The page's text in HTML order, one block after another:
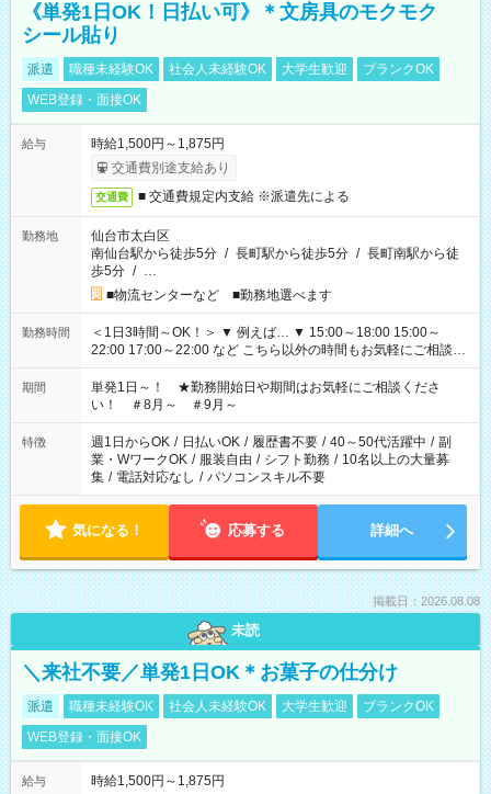
《単発1日OK！日払い可》＊文房具のモクモク
シール貼り
派遣 職種未経験OK 社会人未経験OK 大学生歓迎
ブランクOK
WEB登録・面接OK
給与
時給1,500円～1,875円
交通費別途支給あり
交通費 ■ 交通費規定内支給 ※派遣先による
勤務地
仙台市太白区
南仙台駅から徒歩5分 / 長町駅から徒歩5分 / 長町南駅から徒
歩5分 / …
■物流センターなど ■勤務地選べます
勤務時間
＜1日3時間～OK！＞ ▼ 例えば… ▼ 15:00～18:00 15:00～
22:00 17:00～22:00 など こちら以外の時間もお気軽にご相談く
ださい！
期間
単発1日～！ ★勤務開始日や期間はお気軽にご相談くださ
い！ ＃8月～ ＃9月～
特徴 週1日からOK / 日払いOK / 履歴書不要 / 40～50代活躍中 / 副
業・WワークOK / 服装自由 / シフト勤務 / 10名以上の大量募
集 / 電話対応なし / パソコンスキル不要
気になる！ 応募する 詳細へ
掲載日：2026.08.08
未読
＼来社不要／単発1日OK＊お菓子の仕分け
派遣 職種未経験OK 社会人未経験OK 大学生歓迎
ブランクOK
WEB登録・面接OK
給与 時給1,500円～1,875円